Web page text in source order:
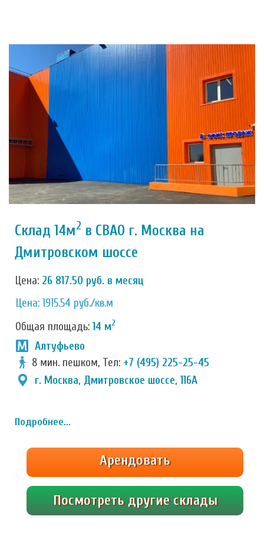
Склад 14м2 в СВАО г. Москва на
Дмитровском шоссе
Цена: 26 817.50 руб. в месяц
Цена: 1915.54 руб./кв.м
Общая площадь: 14 м2
Алтуфьево
8 мин. пешком, Тел: +7 (495) 225-25-45
г. Москва, Дмитровское шоссе, 116А
Подробнее...
Арендовать
Посмотреть другие склады